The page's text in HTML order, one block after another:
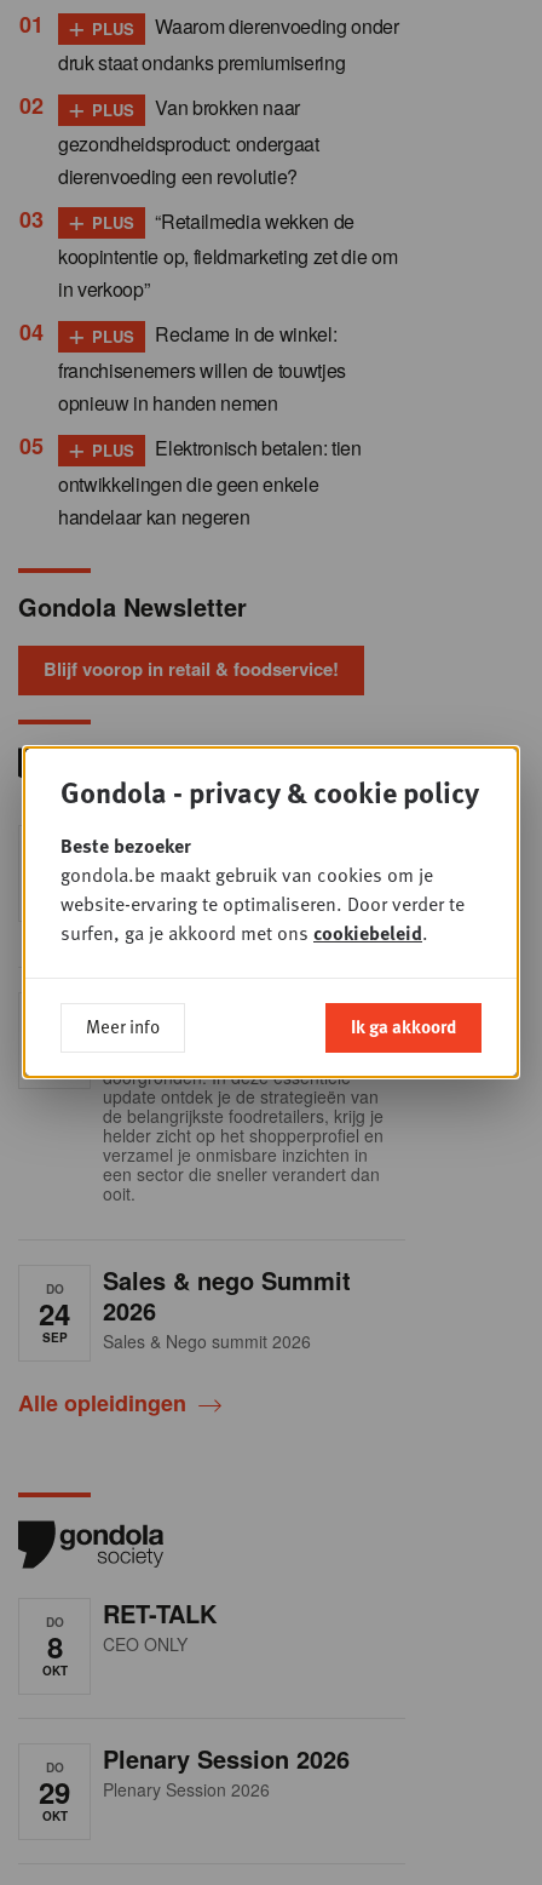
+ PLUS
Waarom dierenvoeding onder
druk staat ondanks premiumisering
+ PLUS
Van brokken naar
gezondheidsproduct: ondergaat
dierenvoeding een revolutie?
+ PLUS
“Retailmedia wekken de
koopintentie op, fieldmarketing zet die om
in verkoop”
+ PLUS
Reclame in de winkel:
franchisenemers willen de touwtjes
opnieuw in handen nemen
+ PLUS
Elektronisch betalen: tien
ontwikkelingen die geen enkele
handelaar kan negeren
Gondola Newsletter
Blijf voorop in retail & foodservice!
WOE
9
SEP
Foodservice - Joint
business planning
Intro to Negotiation: Succes aan de
onderhandelingstafel is geen toeval!
15
Into Retail - Sold out
Mis deze unieke kans niet om het
Belgische retaillandschap volledig te
doorgronden. In deze essentiële
update ontdek je de strategieën van
de belangrijkste foodretailers, krijg je
helder zicht op het shopperprofiel en
verzamel je onmisbare inzichten in
een sector die sneller verandert dan
ooit.
DO
24
SEP
Sales & nego Summit
2026
Sales & Nego summit 2026
Alle opleidingen
DO
8
OKT
RET-TALK
CEO ONLY
DO
29
OKT
Plenary Session 2026
Plenary Session 2026
Gondola - privacy & cookie policy
Beste bezoeker
gondola.be maakt gebruik van cookies om je
website-ervaring te optimaliseren. Door verder te
surfen, ga je akkoord met ons cookiebeleid.
Meer info Ik ga akkoord